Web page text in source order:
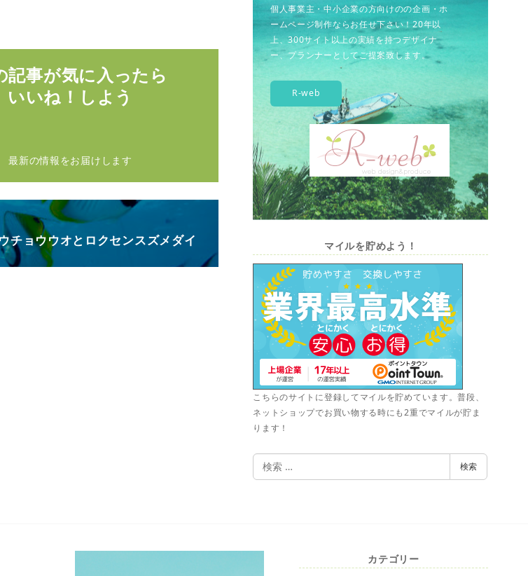
記事が気に入ったら
いいね！しよう
最新の情報をお届けします
チョウウオとロクセンスズメダイ
個人事業主・中小企業の方向けのの企画・ホ
ームページ制作ならお任せ下さい！20年以
上、300サイト以上の実績を持つデザイナ
ー、プランナーとしてご提案致します。
R-web
マイルを貯めよう！
こちらのサイトに登録してマイルを貯めています。普段、
ネットショップでお買い物する時にも2重でマイルが貯ま
ります！
検
索
検索
カテゴリー